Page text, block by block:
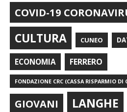
COVID-19
CULTURA CUNEO
ECONOMIA FERRERO
FONDAZIONE CRC (CASSA RISPARMIO DI
GIOVANI LANGHE